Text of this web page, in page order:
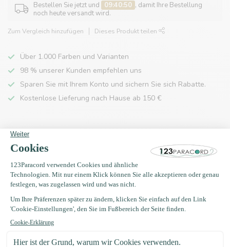
Bestellen Sie jetzt und 09:40:50 , damit Ihre Bestellung
noch heute versandt wird.
Zum Vergleich hinzufügen Dieses Produkt teilen
Über 1.000 Farben und Varianten
98 % unserer Kunden empfehlen uns
Sparen Sie mit Ihrem Konto und sichern Sie sich Rabatte.
Kostenlose Lieferung nach Hause ab 150 €
Produktbeschreibung
Eigenschaften
Zuletzt angesehen